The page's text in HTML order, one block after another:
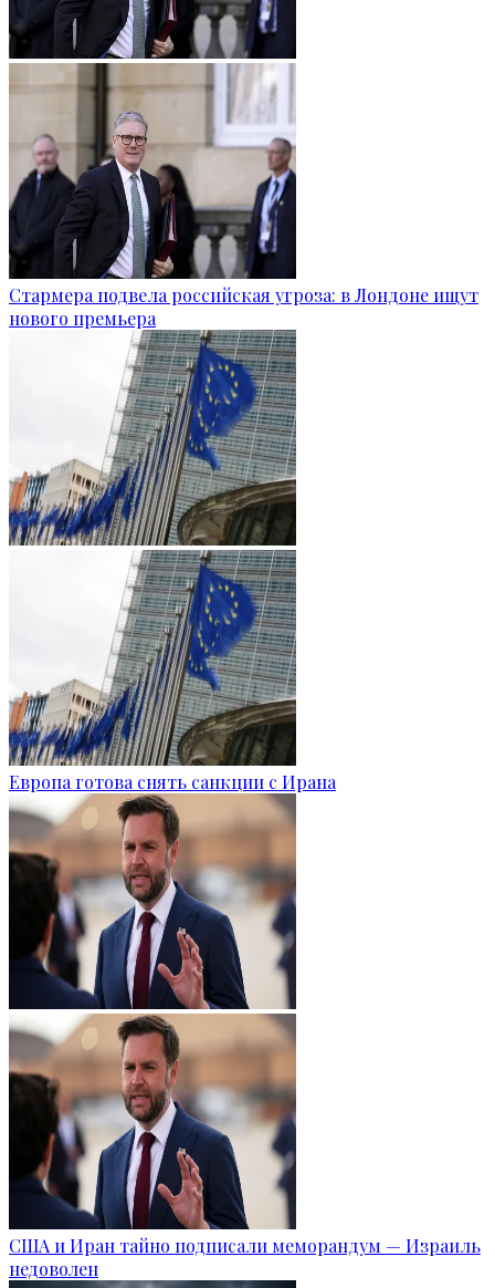
Стармера подвела российская угроза: в Лондоне ищут
нового премьера
Европа готова снять санкции с Ирана
США и Иран тайно подписали меморандум — Израиль
недоволен